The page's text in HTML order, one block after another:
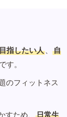
指したい人 、
自
す。
のフィットネス
ため、
日常生